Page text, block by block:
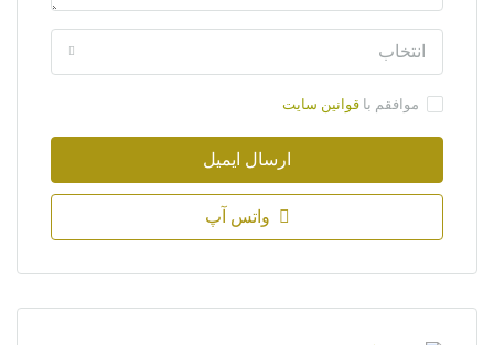
انتخاب
موافقم با قوانین سایت
ارسال ایمیل
واتس آپ